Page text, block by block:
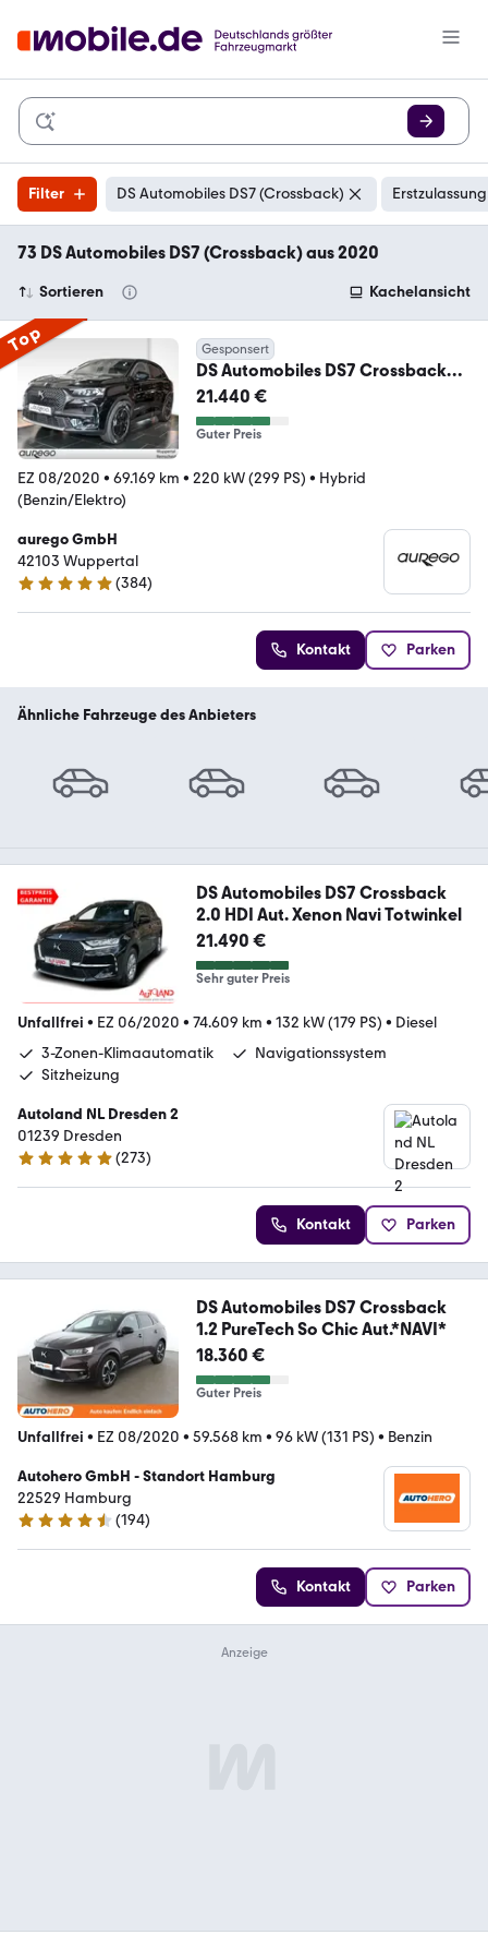
Filter DS Automobiles DS7 (Crossback)
73 DS Automobiles DS7 (Crossback) aus 2020
Sortieren Kachelansicht
Top Gesponsert
DS Automobiles DS7 Crossback
PERFORMANCE LINE E-TENSE
4x4+MODE3
21.440 €
Guter Preis
EZ 08/2020 • 69.169 km • 220 kW (299 PS) • Hybrid
(Benzin/Elektro)
aurego GmbH
42103 Wuppertal
4.8 Sterne
(384)
Kontakt Parken
Ähnliche Fahrzeuge des Anbieters
DS Automobiles DS7 Crossback
2.0 HDI Aut. Xenon Navi Totwinkel
21.490 €
Sehr guter Preis
Unfallfrei • EZ 06/2020 • 74.609 km • 132 kW (179 PS) • Diesel
3-Zonen-Klimaautomatik
Navigationssystem
Sitzheizung
Autoland NL Dresden 2
01239 Dresden
4.9 Sterne
(273)
Kontakt Parken
DS Automobiles DS7 Crossback
1.2 PureTech So Chic Aut.*NAVI*
18.360 €
Guter Preis
Unfallfrei • EZ 08/2020 • 59.568 km • 96 kW (131 PS) • Benzin
Autohero GmbH - Standort Hamburg
22529 Hamburg
4.6 Sterne
(194)
Kontakt Parken